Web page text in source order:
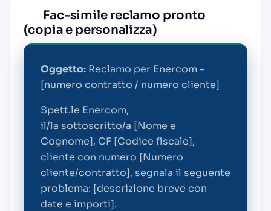
Fac-simile reclamo pronto
(copia e personalizza)
Oggetto: Reclamo per Enercom -
[numero contratto / numero cliente]
Spett.le Enercom,
il/la sottoscritto/a [Nome e
Cognome], CF [Codice fiscale],
cliente con numero [Numero
cliente/contratto], segnala il seguente
problema: [descrizione breve con
date e importi].